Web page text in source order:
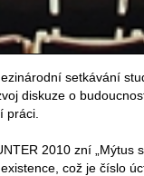
setkávání
diskuze o
práci.
2010 zní „Mýtus
což je číslo